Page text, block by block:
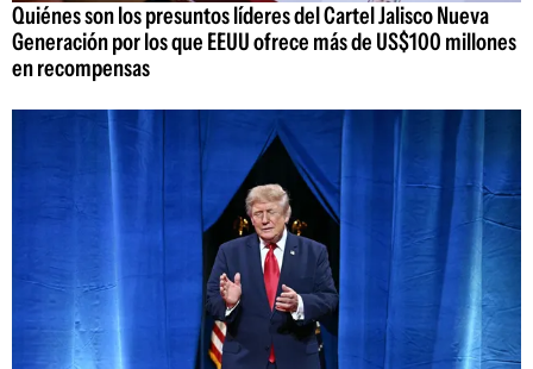
Quiénes son los presuntos líderes del Cartel Jalisco Nueva
Generación por los que EEUU ofrece más de US$100 millones
en recompensas